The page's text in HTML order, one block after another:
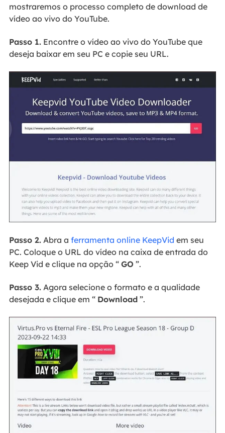
mostraremos o processo completo de download de
vídeo ao vivo do YouTube.
Passo 1.Encontre o vídeo ao vivo do YouTube que
deseja baixar em seu PC e copie seu URL.
Passo 2.Abra a ferramenta online KeepVid em seu
PC. Coloque o URL do vídeo na caixa de entrada do
Keep Vid e clique na opção “ GO ”.
Passo 3.Agora selecione o formato e a qualidade
desejada e clique em “ Download”.